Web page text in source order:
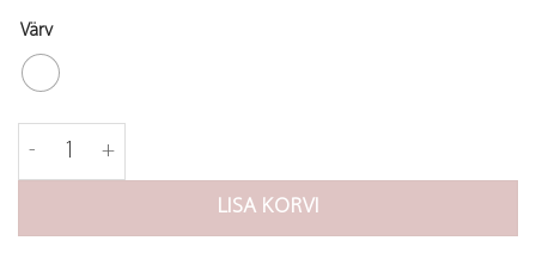
Värv
Tapwell segisti ARM985 kogus
LISA KORVI